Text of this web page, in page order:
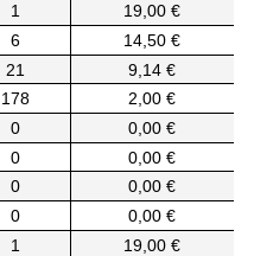
1
19,00 €
6
14,50 €
21
9,14 €
178
2,00 €
0
0,00 €
0
0,00 €
0
0,00 €
0
0,00 €
1
19,00 €